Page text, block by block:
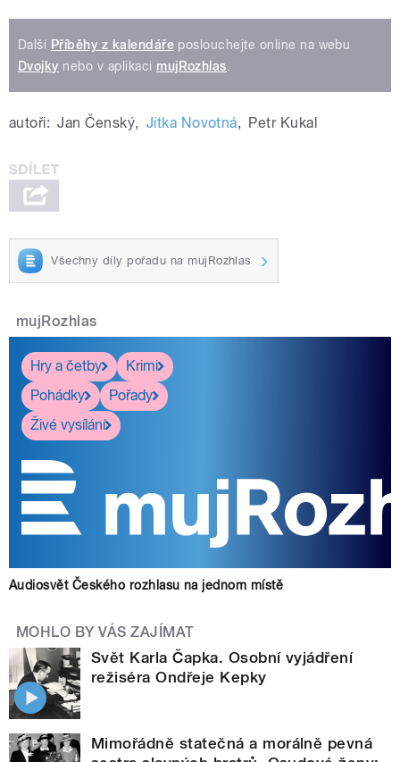
Další Příběhy z kalendáře poslouchejte online na webu
Dvojky nebo v aplikaci mujRozhlas.
autoři: Jan Čenský, Jitka Novotná, Petr Kukal
Všechny díly pořadu na mujRozhlas
mujRozhlas
Hry a četby
Krimi
Pohádky
Pořady
Živé vysílání
Audiosvět Českého rozhlasu na jednom místě
MOHLO BY VÁS ZAJÍMAT
Svět Karla Čapka. Osobní vyjádření
režiséra Ondřeje Kepky
Mimořádně statečná a morálně pevná